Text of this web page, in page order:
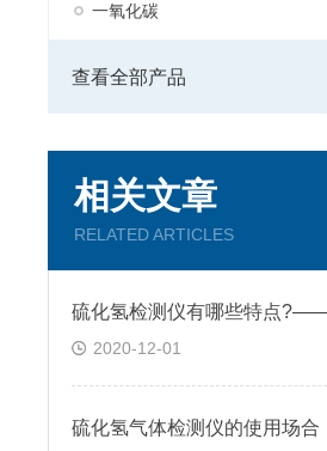
一氧化碳
查看全部产品
相关文章
RELATED ARTICLES
2020-12-01
硫化氢气体检测仪的使用场合